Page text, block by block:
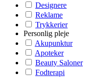
Designere
Reklame
Trykkerier
Personlig pleje
Akupunktur
Apoteker
Beauty Saloner
Fodterapi